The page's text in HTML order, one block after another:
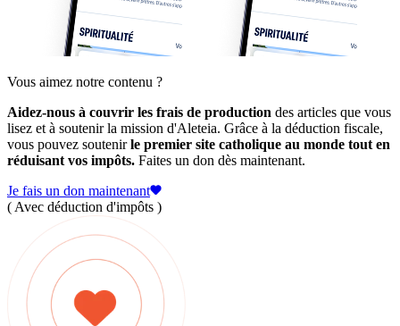
Vous aimez notre contenu ?
Aidez-nous à couvrir les frais de production des articles que vous
lisez et à soutenir la mission d'Aleteia. Grâce à la déduction fiscale,
vous pouvez soutenirle premier site catholique au monde tout en
réduisant vos impôts. Faites un don dès maintenant.
Je fais un don maintenant
( Avec déduction d'impôts )